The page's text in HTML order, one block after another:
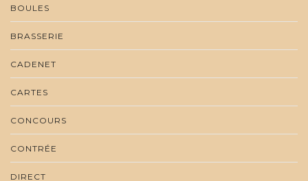
BOULES
BRASSERIE
CADENET
CARTES
CONCOURS
CONTRÉE
DIRECT